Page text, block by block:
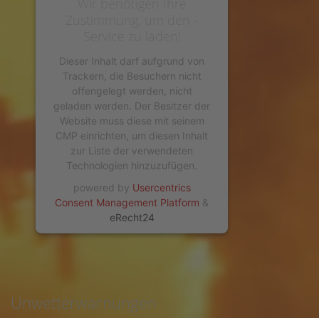
Dieser Inhalt darf aufgrund von
Trackern, die Besuchern nicht
offengelegt werden, nicht
geladen werden. Der Besitzer der
Website muss diese mit seinem
CMP einrichten, um diesen Inhalt
zur Liste der verwendeten
Technologien hinzuzufügen.
powered by Usercentrics
Consent Management Platform &
eRecht24
Unwetterwarnungen